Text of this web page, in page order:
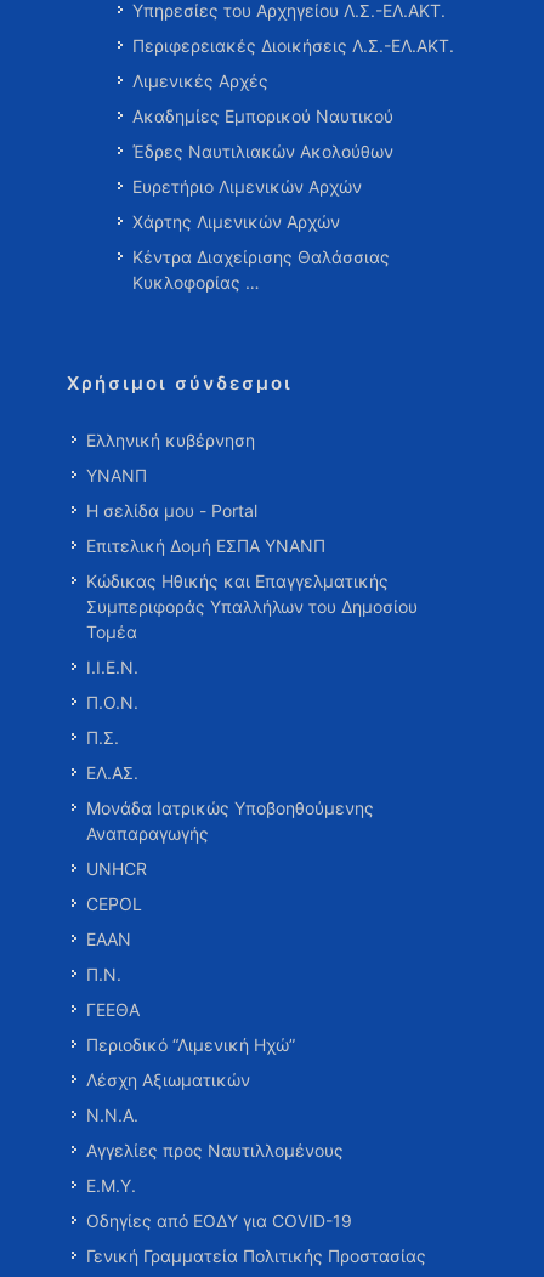
Υπηρεσίες του Αρχηγείου Λ.Σ.-ΕΛ.ΑΚΤ.
Περιφερειακές Διοικήσεις Λ.Σ.-ΕΛ.ΑΚΤ.
Λιμενικές Αρχές
Ακαδημίες Εμπορικού Ναυτικού
Έδρες Ναυτιλιακών Ακολούθων
Ευρετήριο Λιμενικών Αρχών
Χάρτης Λιμενικών Αρχών
Κέντρα Διαχείρισης Θαλάσσιας
Κυκλοφορίας …
Χρήσιμοι σύνδεσμοι
Ελληνική κυβέρνηση
ΥΝΑΝΠ
Η σελίδα μου - Portal
Επιτελική Δομή ΕΣΠΑ ΥΝΑΝΠ
Κώδικας Ηθικής και Επαγγελματικής
Συμπεριφοράς Υπαλλήλων του Δημοσίου
Τομέα
Ι.Ι.Ε.Ν.
Π.Ο.Ν.
Π.Σ.
ΕΛ.ΑΣ.
Μονάδα Ιατρικώς Υποβοηθούμενης
Αναπαραγωγής
UNHCR
CEPOL
ΕΑΑΝ
Π.Ν.
ΓΕΕΘΑ
Περιοδικό “Λιμενική Ηχώ”
Λέσχη Αξιωματικών
Ν.Ν.Α.
Αγγελίες προς Ναυτιλλομένους
Ε.Μ.Υ.
Οδηγίες από ΕΟΔΥ για COVID-19
Γενική Γραμματεία Πολιτικής Προστασίας